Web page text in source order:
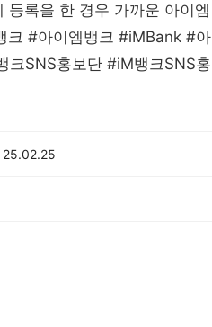
록을 한 경우 가까운 아이엠
크 #아이엠뱅크 #iMBank #아
크SNS홍보단 #iM뱅크SNS홍
25.02.25